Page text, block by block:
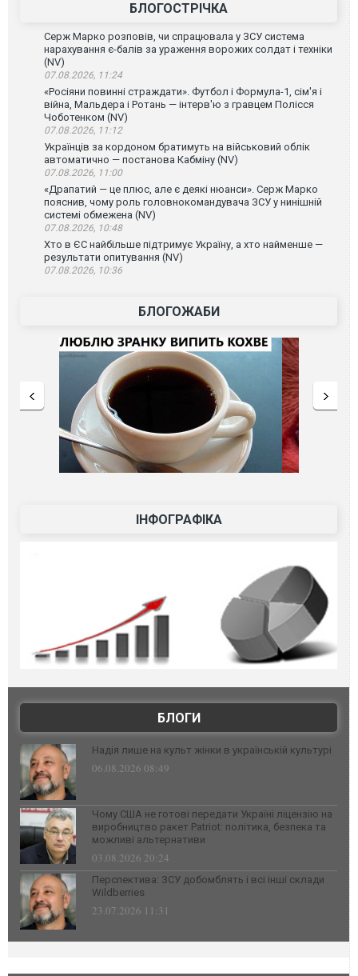
БЛОГОСТРІЧКА
Серж Марко розповів, чи спрацювала у ЗСУ система
нарахування є-балів за ураження ворожих солдат і техніки
(NV)
07.08.2026, 11:24
«Росіяни повинні страждати». Футбол і Формула-1, сім'я і
війна, Мальдера і Ротань — інтерв'ю з гравцем Полісся
Чоботенком (NV)
07.08.2026, 11:12
Українців за кордоном братимуть на військовий облік
автоматично — постанова Кабміну (NV)
07.08.2026, 11:00
«Драпатий — це плюс, але є деякі нюанси». Серж Марко
пояснив, чому роль головнокомандувача ЗСУ у нинішній
системі обмежена (NV)
07.08.2026, 10:48
Хто в ЄС найбільше підтримує Україну, а хто найменше —
результати опитування (NV)
07.08.2026, 10:36
БЛОГОЖАБИ
ІНФОГРАФІКА
БЛОГИ
Надія лише на культ жінки в українській культурі
06.08.2026 08:49
Чому США не готові передати Україні ліцензію на
виробництво ракет Patriot: політика, безпека та
можливі альтернативи
03.08.2026 20:24
Перспектива: ЗСУ добомблять і всі інші склади
Wildberries
23.07.2026 11:31